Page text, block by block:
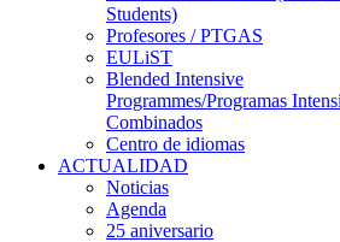
Students)
Profesores / PTGAS
EULiST
Blended Intensive
Programmes/Programas
Combinados
Centro de idiomas
ACTUALIDAD
Noticias
Agenda
25 aniversario